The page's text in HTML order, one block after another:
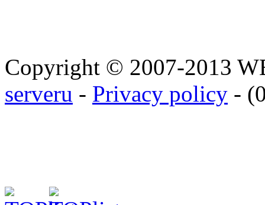
Copyright © 2007-2013
serveru - Privacy policy -